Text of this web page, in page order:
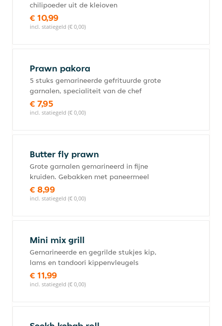
chilipoeder uit de kleioven
€ 10,99
incl. statiegeld (€ 0,00)
Prawn pakora
5 stuks gemarineerde gefrituurde grote
garnalen, specialiteit van de chef
€ 7,95
incl. statiegeld (€ 0,00)
Butter fly prawn
Grote garnalen gemarineerd in fijne
kruiden. Gebakken met paneermeel
€ 8,99
incl. statiegeld (€ 0,00)
Mini mix grill
Gemarineerde en gegrilde stukjes kip,
lams en tandoori kippenvleugels
€ 11,99
incl. statiegeld (€ 0,00)